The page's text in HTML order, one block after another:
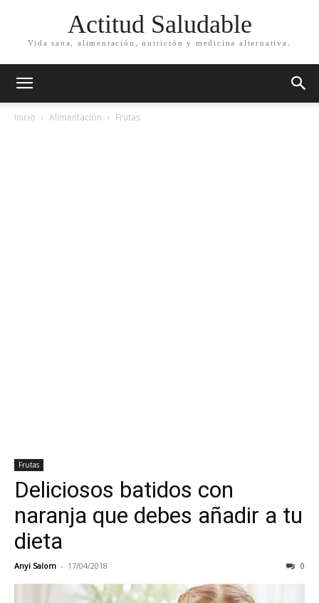
Actitud Saludable
Vida sana, alimentación, nutrición y medicina alternativa.
Inicio Alimentación Frutas
Frutas
Deliciosos batidos con
naranja que debes añadir a tu
dieta
Anyi Salom - 17/04/2018 0